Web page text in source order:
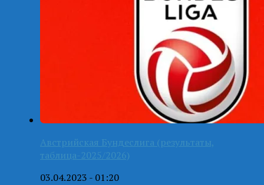
Австрийская Бундеслига (результаты,
таблица-2025/2026)
03.04.2023 - 01:20